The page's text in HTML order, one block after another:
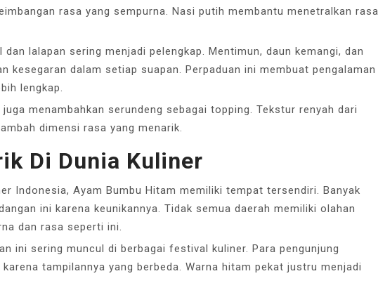
rasa yang sempurna. Nasi putih membantu menetralkan rasa
dan lalapan sering menjadi pelengkap. Mentimun, daun kemangi, dan
kesegaran dalam setiap suapan. Perpaduan ini membuat pengalaman
lengkap.
juga menambahkan serundeng sebagai topping. Tekstur renyah dari
dimensi rasa yang menarik.
Di Dunia Kuliner
Indonesia, Ayam Bumbu Hitam memiliki tempat tersendiri. Banyak
ini karena keunikannya. Tidak semua daerah memiliki olahan
dan rasa seperti ini.
ini sering muncul di berbagai festival kuliner. Para pengunjung
tampilannya yang berbeda. Warna hitam pekat justru menjadi